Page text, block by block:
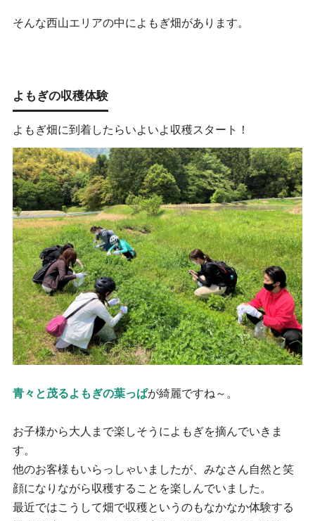
そんな西山エリアの中によもぎ畑があります。
よもぎの収穫体験
よもぎ畑に到着したらいよいよ収穫スタート！
青々と茂るよもぎの葉っぱが綺麗ですね～。
お子様から大人まで楽しそうによもぎを摘んでいきま
す。
他のお客様もいらっしゃいましたが、みなさん自然と笑
顔になりながら収穫することを楽しんでいました。
最近ではこうして畑で収穫というのもなかなか体験する